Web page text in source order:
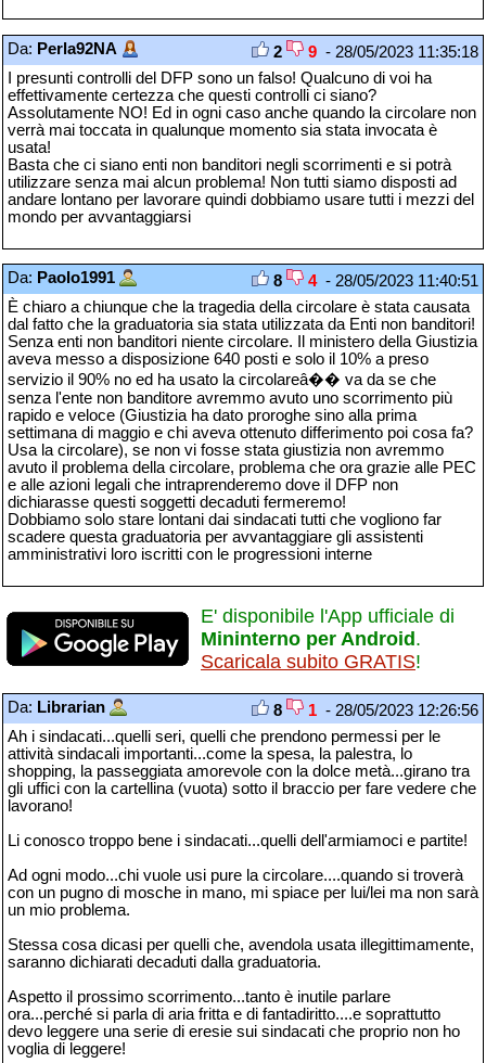
Da: Perla92NA 2 9 - 28/05/2023 11:35:18
I presunti controlli del DFP sono un falso! Qualcuno di voi ha
effettivamente certezza che questi controlli ci siano?
Assolutamente NO! Ed in ogni caso anche quando la circolare non
verrà mai toccata in qualunque momento sia stata invocata è
usata!
Basta che ci siano enti non banditori negli scorrimenti e si potrà
utilizzare senza mai alcun problema! Non tutti siamo disposti ad
andare lontano per lavorare quindi dobbiamo usare tutti i mezzi del
mondo per avvantaggiarsi
Da: Paolo1991 8 4- 28/05/2023 11:40:51
È chiaro a chiunque che la tragedia della circolare è stata causata
dal fatto che la graduatoria sia stata utilizzata da Enti non banditori!
Senza enti non banditori niente circolare. Il ministero della Giustizia
aveva messo a disposizione 640 posti e solo il 10% a preso
servizio il 90% no ed ha usato la circolareâ�� va da se che
senza l'ente non banditore avremmo avuto uno scorrimento più
rapido e veloce (Giustizia ha dato proroghe sino alla prima
settimana di maggio e chi aveva ottenuto differimento poi cosa fa?
Usa la circolare), se non vi fosse stata giustizia non avremmo
avuto il problema della circolare, problema che ora grazie alle PEC
e alle azioni legali che intraprenderemo dove il DFP non
dichiarasse questi soggetti decaduti fermeremo!
Dobbiamo solo stare lontani dai sindacati tutti che vogliono far
scadere questa graduatoria per avvantaggiare gli assistenti
amministrativi loro iscritti con le progressioni interne
E' disponibile l'App ufficiale di
Mininterno per Android .
Scaricala subito GRATIS!
Da: Librarian 8 1 - 28/05/2023 12:26:56
Ah i sindacati...quelli seri, quelli che prendono permessi per le
attività sindacali importanti...come la spesa, la palestra, lo
shopping, la passeggiata amorevole con la dolce metà...girano tra
gli uffici con la cartellina (vuota) sotto il braccio per fare vedere che
lavorano!
Li conosco troppo bene i sindacati...quelli dell'armiamoci e partite!
Ad ogni modo...chi vuole usi pure la circolare....quando si troverà
con un pugno di mosche in mano, mi spiace per lui/lei ma non sarà
un mio problema.
Stessa cosa dicasi per quelli che, avendola usata illegittimamente,
saranno dichiarati decaduti dalla graduatoria.
Aspetto il prossimo scorrimento...tanto è inutile parlare
ora...perché si parla di aria fritta e di fantadiritto....e soprattutto
devo leggere una serie di eresie sui sindacati che proprio non ho
voglia di leggere!